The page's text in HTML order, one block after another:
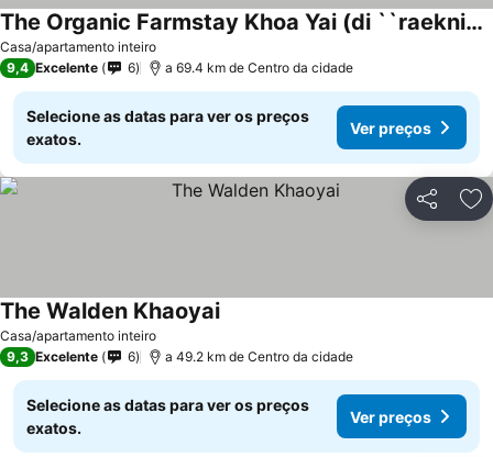
Casa/apartamento inteiro
The Organic Farmstay Khoa Yai (di ``raeknikh Faarmsety Ekhaaaihy)
9,4 Excelente 6 a 69.4 km de Centro da cidade
Selecione as datas para ver os preços
exatos.
Ver preços
Partilhar
Casa/apartamento inteiro
The Walden Khaoyai
9,3 Excelente 6 a 49.2 km de Centro da cidade
Selecione as datas para ver os preços
exatos.
Ver preços